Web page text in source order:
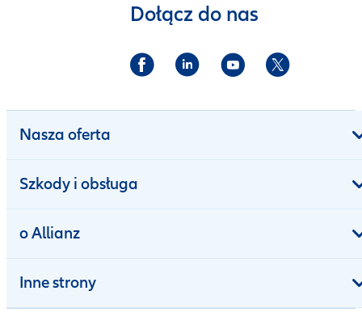
Dołącz do nas
Nasza oferta
Szkody i obsługa
o Allianz
Inne strony